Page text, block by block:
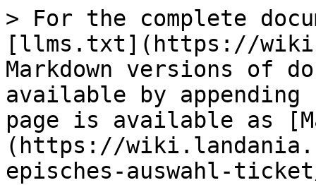
> For the complete
[llms.txt](https://
Markdown versions of
available by
page is available as
(https://
episches-auswahl-